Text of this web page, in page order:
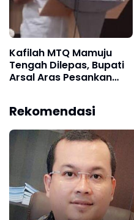
Kafilah MTQ Mamuju
Tengah Dilepas, Bupati
Arsal Aras Pesankan
Rekomendasi